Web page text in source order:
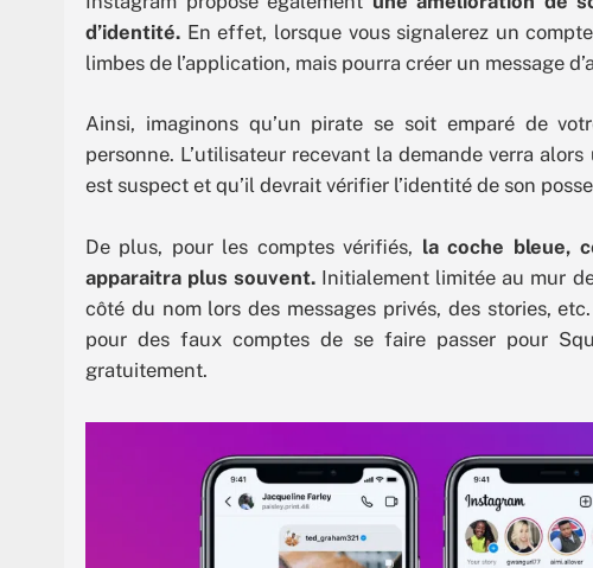
d’identité. En effet, lorsque vous signalerez un
limbes de l’application, mais pourra créer un message
Ainsi, imaginons qu’un pirate se soit emparé de
personne. L’utilisateur recevant la demande verra
est suspect et qu’il devrait vérifier l’identité de son
De plus, pour les comptes vérifiés, la coche bleue,
apparaitra plus souvent. Initialement limitée au mur
côté du nom lors des messages privés, des stories,
pour des faux comptes de se faire passer pour
gratuitement.